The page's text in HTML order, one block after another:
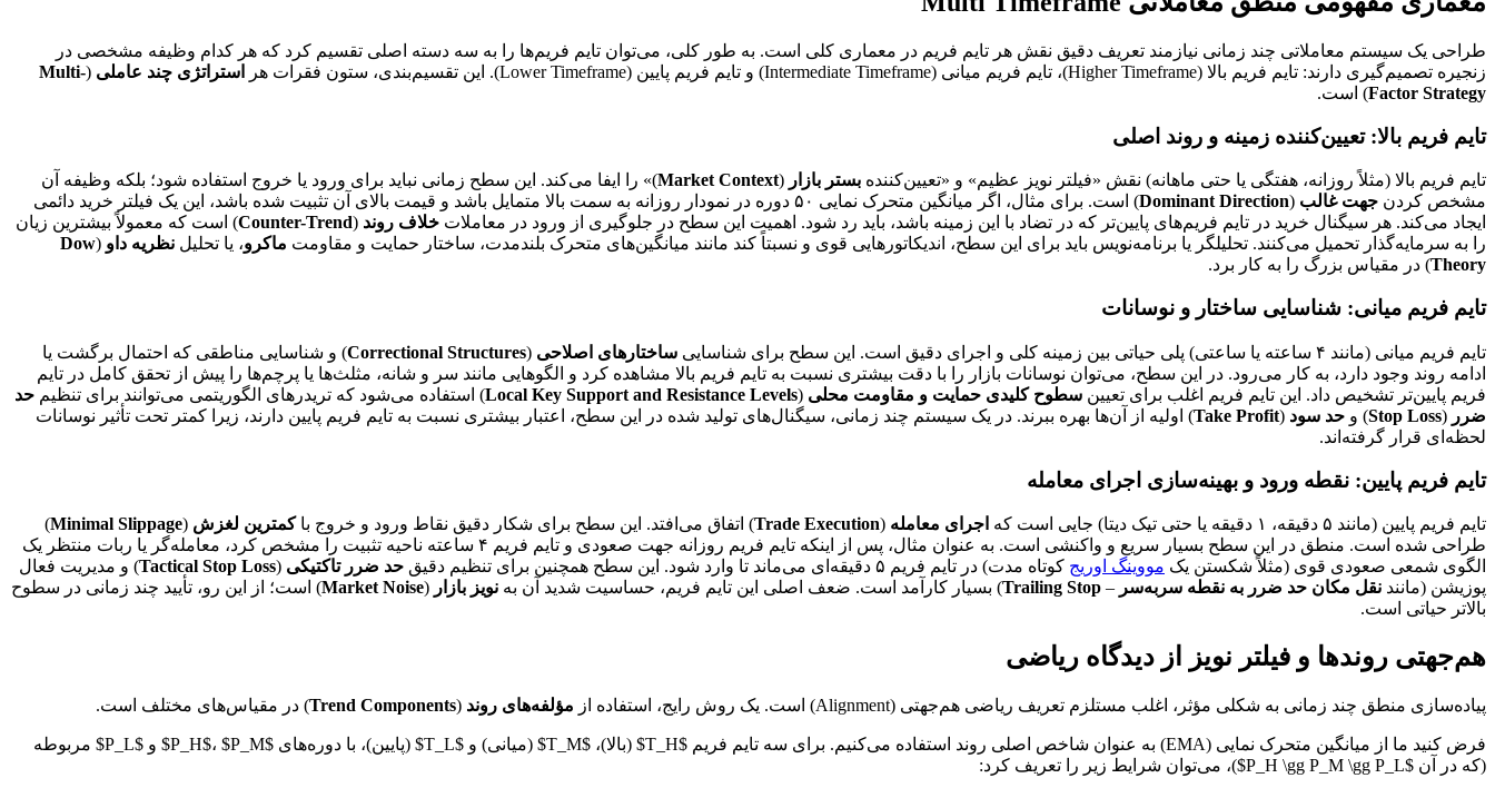
طراحی یک سیستم معاملاتی چند زمانی نیازمند تعریف دقیق نقش هر تایم فریم در معماری کلی است. به طور کلی، می‌توان تایم فریم‌ها را به سه دسته اصلی تقسیم کرد که هر کدام وظیفه مشخصی در
زنجیره تصمیم‌گیری دارند: تایم فریم بالا (Higher Timeframe)، تایم فریم میانی (Intermediate Timeframe) و تایم فریم پایین (Lower Timeframe). این تقسیم‌بندی، ستون فقرات هر
استراتژی چند عاملی (
Multi-
Factor Strategy) است.
تایم فریم بالا: تعیین‌کننده زمینه و روند اصلی
تایم فریم بالا (مثلاً روزانه، هفتگی یا حتی ماهانه) نقش «فیلتر نویز عظیم» و «تعیین‌کننده بستر بازار (
Market Context)» را ایفا می‌کند. این سطح زمانی نباید برای ورود یا خروج استفاده شود؛ بلکه وظیفه آن
مشخص کردن جهت غالب (
Dominant Direction
) است. برای مثال، اگر میانگین متحرک نمایی ۵۰ دوره در نمودار روزانه به سمت بالا متمایل باشد و قیمت بالای آن تثبیت شده باشد، این یک فیلتر خرید دائمی
ایجاد می‌کند. هر سیگنال خرید در تایم فریم‌های پایین‌تر که در تضاد با این زمینه باشد، باید رد شود. اهمیت این سطح در جلوگیری از ورود در معاملات خلاف روند (
Counter-Trend) است که معمولاً بیشترین زیان
را به سرمایه‌گذار تحمیل می‌کنند. تحلیلگر یا برنامه‌نویس باید برای این سطح، اندیکاتورهایی قوی و نسبتاً کند مانند میانگین‌های متحرک بلندمدت، ساختار حمایت و مقاومت ماکرو، یا تحلیل نظریه داو (
Dow
Theory) در مقیاس بزرگ را به کار برد.
تایم فریم میانی: شناسایی ساختار و نوسانات
تایم فریم میانی (مانند ۴ ساعته یا ساعتی) پلی حیاتی بین زمینه کلی و اجرای دقیق است. این سطح برای شناسایی ساختارهای اصلاحی (
Correctional Structures) و شناسایی مناطقی که احتمال برگشت یا
ادامه روند وجود دارد، به کار می‌رود. در این سطح، می‌توان نوسانات بازار را با دقت بیشتری نسبت به تایم فریم بالا مشاهده کرد و الگوهایی مانند سر و شانه، مثلث‌ها یا پرچم‌ها را پیش از تحقق کامل در تایم
فریم پایین‌تر تشخیص داد. این تایم فریم اغلب برای تعیین سطوح کلیدی حمایت و مقاومت محلی (
Local Key Support and Resistance Levels) استفاده می‌شود که تریدرهای الگوریتمی می‌توانند برای تنظیم حد
ضرر (
Stop Loss) و حد سود (
Take Profit) اولیه از آن‌ها بهره ببرند. در یک سیستم چند زمانی، سیگنال‌های تولید شده در این سطح، اعتبار بیشتری نسبت به تایم فریم پایین دارند، زیرا کمتر تحت تأثیر نوسانات
لحظه‌ای قرار گرفته‌اند.
تایم فریم پایین: نقطه ورود و بهینه‌سازی اجرای معامله
تایم فریم پایین (مانند ۵ دقیقه، ۱ دقیقه یا حتی تیک دیتا) جایی است که اجرای معامله (
Trade Execution) اتفاق می‌افتد. این سطح برای شکار دقیق نقاط ورود و خروج باکمترین لغزش (
Minimal Slippage
)
طراحی شده است. منطق در این سطح بسیار سریع و واکنشی است. به عنوان مثال، پس از اینکه تایم فریم روزانه جهت صعودی و تایم فریم ۴ ساعته ناحیه تثبیت را مشخص کرد، معامله‌گر یا ربات منتظر یک
الگوی شمعی صعودی قوی (مثلاً شکستن یک مووینگ اوریج کوتاه مدت) در تایم فریم ۵ دقیقه‌ای می‌ماند تا وارد شود. این سطح همچنین برای تنظیم دقیق حد ضرر تاکتیکی (
Tactical Stop Loss) و مدیریت فعال
پوزیشن (مانند نقل مکان حد ضرر به نقطه سربه‌سر –
Trailing Stop) بسیار کارآمد است. ضعف اصلی این تایم فریم، حساسیت شدید آن به نویز بازار (
Market Noise) است؛ از این رو، تأیید چند زمانی در سطوح
بالاتر حیاتی است.
هم‌جهتی روندها و فیلتر نویز از دیدگاه ریاضی
پیاده‌سازی منطق چند زمانی به شکلی مؤثر، اغلب مستلزم تعریف ریاضی هم‌جهتی (Alignment) است. یک روش رایج، استفاده از مؤلفه‌های روند (
Trend Components) در مقیاس‌های مختلف است.
فرض کنید ما از میانگین متحرک نمایی (EMA) به عنوان شاخص اصلی روند استفاده می‌کنیم. برای سه تایم فریم $T_H$ (بالا)، $T_M$ (میانی) و $T_L$ (پایین)، با دوره‌های $P_H$، $P_M$ و $P_L$ مربوطه
(که در آن $P_H \gg P_M \gg P_L$)، می‌توان شرایط زیر را تعریف کرد: